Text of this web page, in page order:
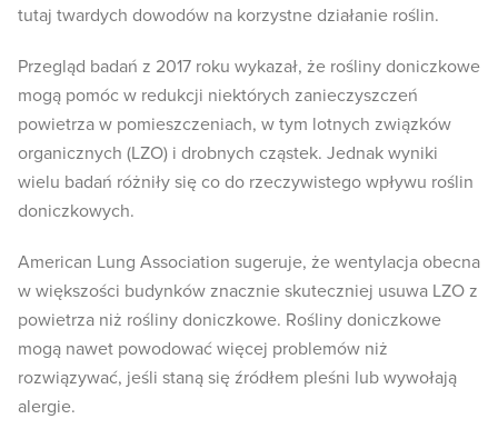
tutaj twardych dowodów na korzystne działanie roślin.
Przegląd badań z 2017 roku wykazał, że rośliny doniczkowe
mogą pomóc w redukcji niektórych zanieczyszczeń
powietrza w pomieszczeniach, w tym lotnych związków
organicznych (LZO) i drobnych cząstek. Jednak wyniki
wielu badań różniły się co do rzeczywistego wpływu roślin
doniczkowych.
American Lung Association sugeruje, że wentylacja obecna
w większości budynków znacznie skuteczniej usuwa LZO z
powietrza niż rośliny doniczkowe. Rośliny doniczkowe
mogą nawet powodować więcej problemów niż
rozwiązywać, jeśli staną się źródłem pleśni lub wywołają
alergie.